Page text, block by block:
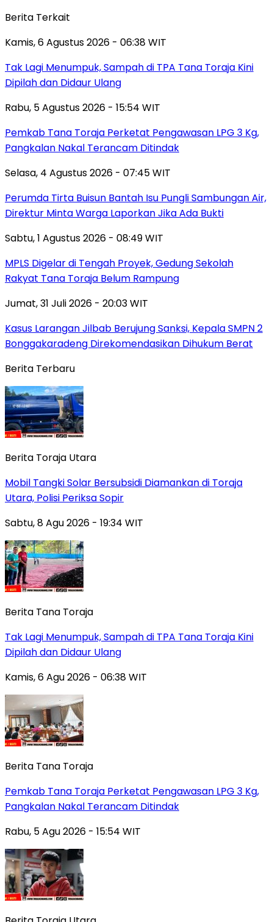
Berita Terkait
Kamis, 6 Agustus 2026 - 06:38 WIT
Tak Lagi Menumpuk, Sampah di TPA Tana Toraja Kini
Dipilah dan Didaur Ulang
Rabu, 5 Agustus 2026 - 15:54 WIT
Pemkab Tana Toraja Perketat Pengawasan LPG 3 Kg,
Pangkalan Nakal Terancam Ditindak
Selasa, 4 Agustus 2026 - 07:45 WIT
Perumda Tirta Buisun Bantah Isu Pungli Sambungan Air,
Direktur Minta Warga Laporkan Jika Ada Bukti
Sabtu, 1 Agustus 2026 - 08:49 WIT
MPLS Digelar di Tengah Proyek, Gedung Sekolah
Rakyat Tana Toraja Belum Rampung
Jumat, 31 Juli 2026 - 20:03 WIT
Kasus Larangan Jilbab Berujung Sanksi, Kepala SMPN 2
Bonggakaradeng Direkomendasikan Dihukum Berat
Berita Terbaru
Berita Toraja Utara
Mobil Tangki Solar Bersubsidi Diamankan di Toraja
Utara, Polisi Periksa Sopir
Sabtu, 8 Agu 2026 - 19:34 WIT
Berita Tana Toraja
Tak Lagi Menumpuk, Sampah di TPA Tana Toraja Kini
Dipilah dan Didaur Ulang
Kamis, 6 Agu 2026 - 06:38 WIT
Berita Tana Toraja
Pemkab Tana Toraja Perketat Pengawasan LPG 3 Kg,
Pangkalan Nakal Terancam Ditindak
Rabu, 5 Agu 2026 - 15:54 WIT